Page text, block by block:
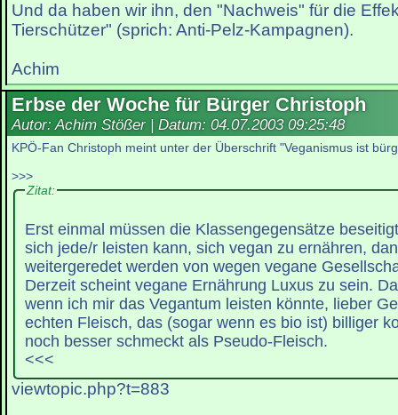
Und da haben wir ihn, den "Nachweis" für die
Tierschützer" (sprich: Anti-Pelz-Kampagnen).
Achim
Erbse der Woche für Bürger Christoph
Autor: Achim Stößer | Datum: 04.07.2003 09:25:48
KPÖ-Fan Christoph meint unter der Überschrift "Veganismus ist
>>>
Zitat:
Erst einmal müssen die Klassengegensätze
sich jede/r leisten kann, sich vegan zu ernähren,
weitergeredet werden von wegen vegane
Derzeit scheint vegane Ernährung Luxus zu sein.
wenn ich mir das Vegantum leisten könnte, lieber
echten Fleisch, das (sogar wenn es bio ist) billiger
noch besser schmeckt als Pseudo-Fleisch.
<<<
viewtopic.php?t=883